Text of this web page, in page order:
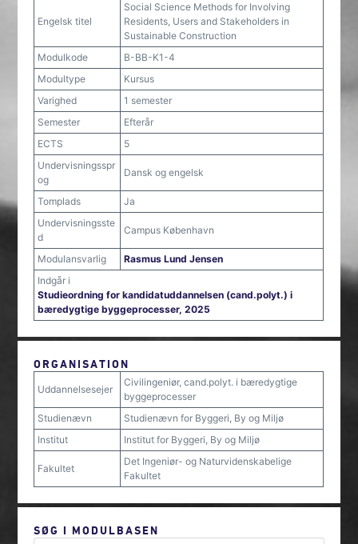
Engelsk titel
Social Science Methods for Involving
Residents, Users and Stakeholders in
Sustainable Construction
Modulkode
B-BB-K1-4
Modultype
Kursus
Varighed
1 semester
Semester
Efterår
ECTS
5
Undervisningsspr
og
Dansk og engelsk
Tomplads
Ja
Undervisningsste
d
Campus København
Modulansvarlig
Rasmus Lund Jensen
Indgår i
Studieordning for kandidatuddannelsen (cand.polyt.) i
bæredygtige byggeprocesser, 2025
ORGANISATION
Uddannelsesejer
Civilingeniør, cand.polyt. i bæredygtige
byggeprocesser
Studienævn
Studienævn for Byggeri, By og Miljø
Institut
Institut for Byggeri, By og Miljø
Fakultet
Det Ingeniør- og Naturvidenskabelige
Fakultet
SØG I MODULBASEN